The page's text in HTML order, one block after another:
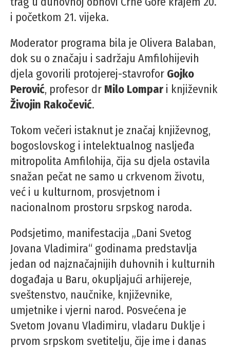
i početkom 21. vijeka.
Moderator programa bila je Olivera Balaban,
dok su o značaju i sadržaju Amfilohijevih
djela govorili protojerej-stavrofor Gojko
Perović, profesor dr Milo Lompar i književnik
Živojin Rakočević.
Tokom večeri istaknut je značaj književnog,
bogoslovskog i intelektualnog nasljeđa
mitropolita Amfilohija, čija su djela ostavila
snažan pečat ne samo u crkvenom životu,
već i u kulturnom, prosvjetnom i
nacionalnom prostoru srpskog naroda.
Podsjetimo, manifestacija „Dani Svetog
Jovana Vladimira“ godinama predstavlja
jedan od najznačajnijih duhovnih i kulturnih
događaja u Baru, okupljajući arhijereje,
sveštenstvo, naučnike, književnike,
umjetnike i vjerni narod. Posvećena je
Svetom Jovanu Vladimiru, vladaru Duklje i
prvom srpskom svetitelju, čije ime i danas